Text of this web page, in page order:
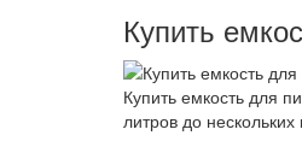
Купить
Купить емкость для
литров до нескольких